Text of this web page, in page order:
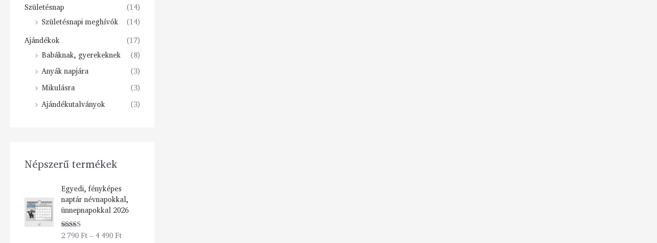
Születésnap
(14)
Születésnapi meghívók
(14)
Ajándékok
(17)
Babáknak, gyerekeknek
(8)
Anyák napjára
(3)
Mikulásra
(3)
Ajándékutalványok
(3)
Népszerű termékek
Egyedi, fényképes
naptár névnapokkal,
ünnepnapokkal 2026
Értékelés:
2 790 Ft– 4 490 Ft
t
a
t